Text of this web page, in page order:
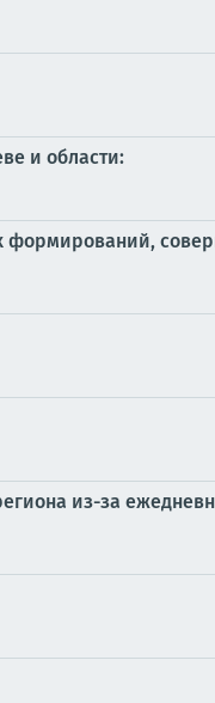
и области:
формирований,
из-за